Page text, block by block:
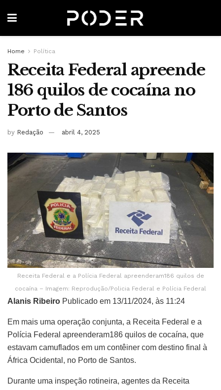
Home Política
Receita Federal apreende
186 quilos de cocaína no
Porto de Santos
by Redação abril 4, 2025
Receita Federal e a Polícia Federal apreenderam186 quilos de
cocaína – Imagem: Reprodução/Policia Federal e Polícia Federal
Alanis Ribeiro Publicado em 13/11/2024, às 11:24
Em mais uma operação conjunta, a Receita Federal e a
Polícia Federal apreenderam186 quilos de cocaína, que
estavam camuflados em um contêiner com destino final à
África Ocidental, no Porto de Santos.
Durante uma inspeção rotineira, agentes da Receita